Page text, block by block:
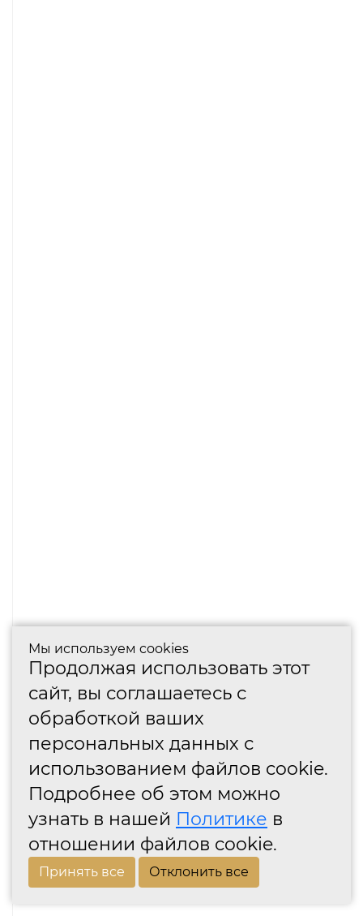
Мы используем cookies
Продолжая использовать этот
сайт, вы соглашаетесь с
обработкой ваших
персональных данных с
использованием файлов cookie.
Подробнее об этом можно
узнать в нашей Политике в
отношении файлов cookie.
Принять все Отклонить все